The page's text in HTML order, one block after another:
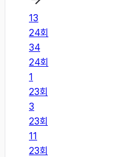
13
24회
34
24회
1
23회
3
23회
11
23회